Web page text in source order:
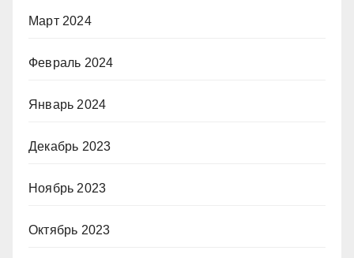
Март 2024
Февраль 2024
Январь 2024
Декабрь 2023
Ноябрь 2023
Октябрь 2023